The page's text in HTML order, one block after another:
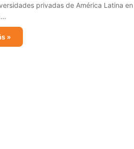
privadas de América Latina en
»